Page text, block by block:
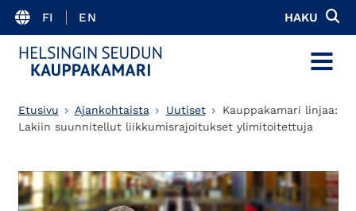
FI EN HAKU
MENU
Etusivu Ajankohtaista Uutiset
Kauppakamari linjaa:
Lakiin suunnitellut liikkumisrajoitukset ylimitoitettuja